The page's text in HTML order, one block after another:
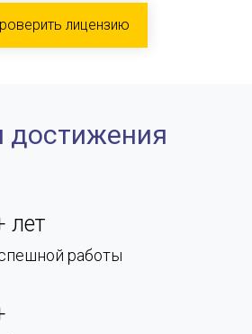
лицензию
лет
работы